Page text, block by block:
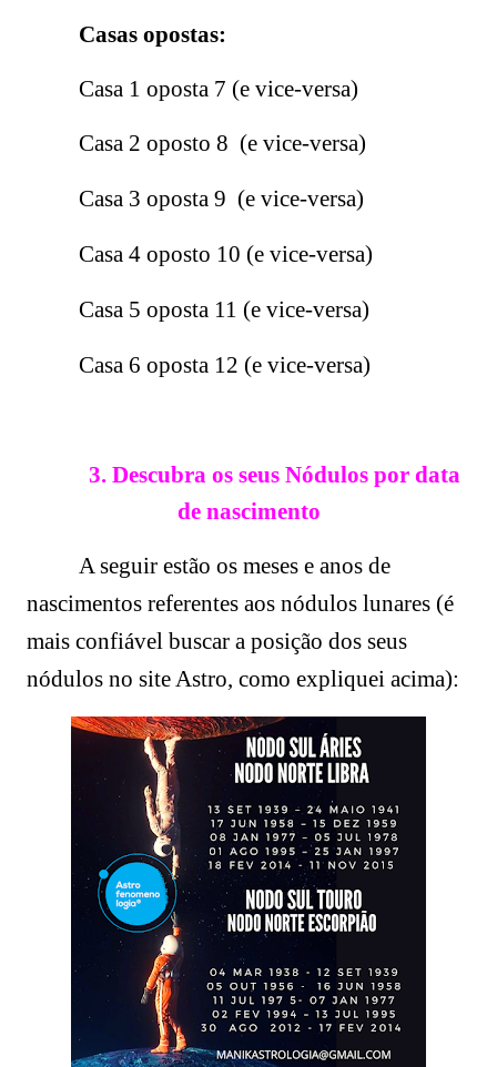
Casas opostas:
Casa 1 oposta 7 (e vice-versa)
Casa 2 oposto 8 (e vice-versa)
Casa 3 oposta 9 (e vice-versa)
Casa 4 oposto 10 (e vice-versa)
Casa 5 oposta 11 (e vice-versa)
Casa 6 oposta 12 (e vice-versa)
3. Descubra os seus Nódulos por data
de nascimento
A seguir estão os meses e anos de
nascimentos referentes aos nódulos lunares (é
mais confiável buscar a posição dos seus
nódulos no site Astro, como expliquei acima):